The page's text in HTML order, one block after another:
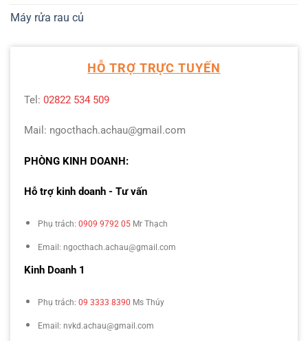
Máy rửa rau củ
HỖ TRỢ TRỰC TUYẾN
Tel: 02822 534 509
Mail: ngocthach.achau@gmail.com
PHÒNG KINH DOANH:
Hỗ trợ kinh doanh - Tư vấn
Phụ trách: 0909 9792 05 Mr Thạch
Email: ngocthach.achau@gmail.com
Kinh Doanh 1
Phụ trách: 09 3333 8390 Ms Thúy
Email: nvkd.achau@gmail.com